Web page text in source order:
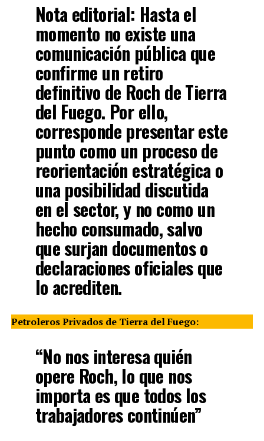
Nota editorial: Hasta el
momento no existe una
comunicación pública que
confirme un retiro
definitivo de Roch de Tierra
del Fuego. Por ello,
corresponde presentar este
punto como un proceso de
reorientación estratégica o
una posibilidad discutida
en el sector, y no como un
hecho consumado, salvo
que surjan documentos o
declaraciones oficiales que
lo acrediten.
Petroleros Privados de Tierra del Fuego:
“No nos interesa quién
opere Roch, lo que nos
importa es que todos los
trabajadores continúen”